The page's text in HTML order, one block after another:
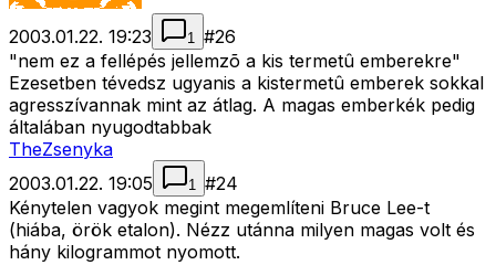
2003.01.22. 19:23 1 #26
"nem ez a fellépés jellemzõ a kis termetû emberekre"
Ezesetben tévedsz ugyanis a kistermetû emberek sokkal
agresszívannak mint az átlag. A magas emberkék pedig
általában nyugodtabbak
TheZsenyka
2003.01.22. 19:05
1 #24
Kénytelen vagyok megint megemlíteni Bruce Lee-t
(hiába, örök etalon). Nézz utánna milyen magas volt és
hány kilogrammot nyomott.